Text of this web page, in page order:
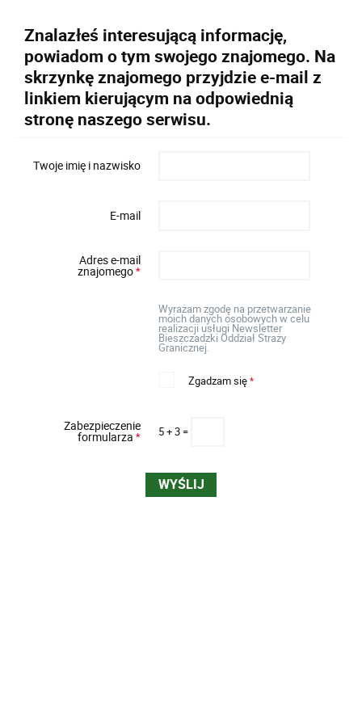
Znalazłeś interesującą informację,
powiadom o tym swojego znajomego. Na
skrzynkę znajomego przyjdzie e-mail z
linkiem kierującym na odpowiednią
stronę naszego serwisu.
Twoje imię i nazwisko
E-mail
Adres e-mail
znajomego*
Wyrażam zgodę na przetwarzanie
moich danych osobowych w celu
realizacji usługi Newsletter
Bieszczadzki Oddział Straży
Granicznej.
Zgadzam się*
Zabezpieczenie
formularza* 5 + 3 =